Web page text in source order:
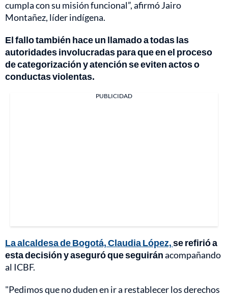
cumpla con su misión funcional”, afirmó Jairo
Montañez, líder indígena.
El fallo también hace un llamado a todas las
autoridades involucradas para que en el proceso
de categorización y atención se eviten actos o
conductas violentas.
PUBLICIDAD
La alcaldesa de Bogotá, Claudia López,se refirió a
esta decisión y aseguró que seguiránacompañando
al ICBF.
"Pedimos que no duden en ir a restablecer los derechos